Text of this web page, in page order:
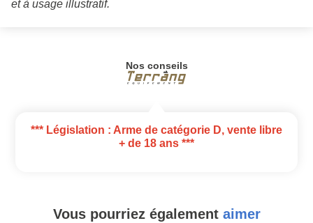
et à usage illustratif.
Nos conseils
*** Législation : Arme de catégorie D, vente libre
+ de 18 ans ***
Vous pourriez également aimer